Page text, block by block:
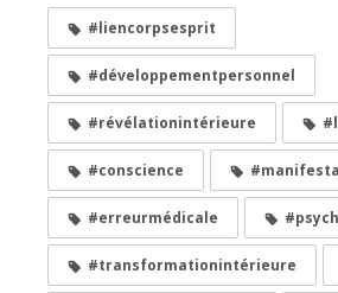
#liencorpsesprit
#développementpersonnel
#révélationintérieure
#conscience
#erreurmédicale
#transformationintérieure